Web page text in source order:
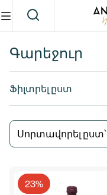
Գարեջուր
Ֆիլտրել ըստ
Սորտավորել ըստ՝
23%